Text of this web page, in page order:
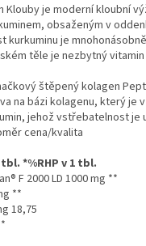
Klouby je moderní kloubní
obsaženým v
kurkuminu je
těle je nezbytný
štěpený kolagen
na bázi kolagenu, který je
jehož vstřebatelnost je
cena/kvalita
*%RHP v 1 tbl.
F 2000 LD 1000 mg **
**
18,75